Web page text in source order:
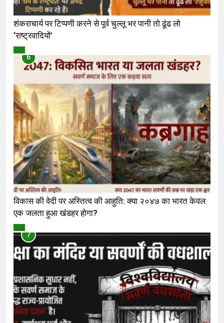
शंकराचार्य पर टिप्पणी करने से पूर्व चुल्लू भर पानी तो ढूंढ लो
‘राष्ट्रवादियों’
6
विकास की वेदी पर अस्तित्व की आहुति: क्या २०४७ का भारत केवल
एक जलता हुआ खंडहर होगा?
7